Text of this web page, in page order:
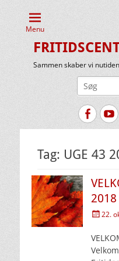
Menu
Sammen skaber vi
Tag: UGE 43
2018
Udgivet
22.